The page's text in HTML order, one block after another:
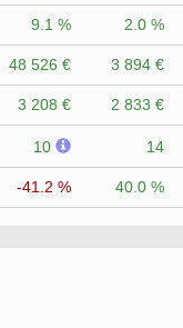
9.1 % 2.0 %
48 526 € 3 894 €
3 208 € 2 833 €
10 14
-41.2 % 40.0 %